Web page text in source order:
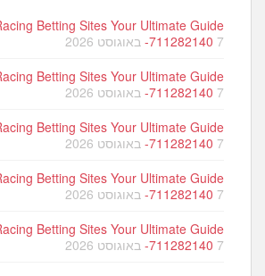
Betting Sites Your Ultimate Guide
-711282140 7 באוגוסט 2026
Betting Sites Your Ultimate Guide
-711282140 7 באוגוסט 2026
Betting Sites Your Ultimate Guide
-711282140 7 באוגוסט 2026
Betting Sites Your Ultimate Guide
-711282140 7 באוגוסט 2026
Betting Sites Your Ultimate Guide
-711282140 7 באוגוסט 2026